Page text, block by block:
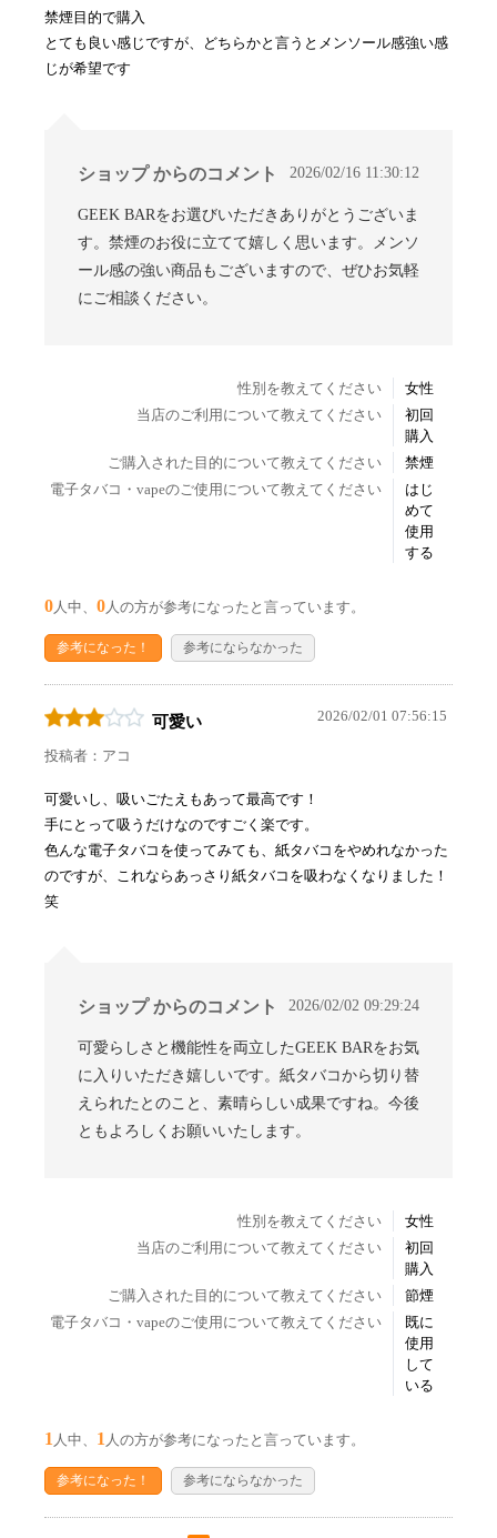
禁煙目的で購入
とても良い感じですが、どちらかと言うとメンソール感強い感
じが希望です
ショップ からのコメント 2026/02/16 11:30:12
GEEK BARをお選びいただきありがとうございま
す。禁煙のお役に立てて嬉しく思います。メンソ
ール感の強い商品もございますので、ぜひお気軽
にご相談ください。
性別を教えてください
女性
当店のご利用について教えてください
初回
購入
ご購入された目的について教えてください
禁煙
電子タバコ・vapeのご使用について教えてください
はじ
めて
使用
する
0人中、 0人の方が参考になったと言っています。
参考になった！ 参考にならなかった
可愛い 2026/02/01 07:56:15
投稿者：アコ
可愛いし、吸いごたえもあって最高です！
手にとって吸うだけなのですごく楽です。
色んな電子タバコを使ってみても、紙タバコをやめれなかった
のですが、これならあっさり紙タバコを吸わなくなりました！
笑
ショップ からのコメント 2026/02/02 09:29:24
可愛らしさと機能性を両立したGEEK BARをお気
に入りいただき嬉しいです。紙タバコから切り替
えられたとのこと、素晴らしい成果ですね。今後
ともよろしくお願いいたします。
性別を教えてください
女性
当店のご利用について教えてください
初回
購入
ご購入された目的について教えてください
節煙
電子タバコ・vapeのご使用について教えてください
既に
使用
して
いる
1人中、 1人の方が参考になったと言っています。
参考になった！ 参考にならなかった